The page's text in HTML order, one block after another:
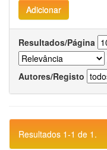
Resultados/Página
Autores/Registo
Resultados 1-1 de 1.